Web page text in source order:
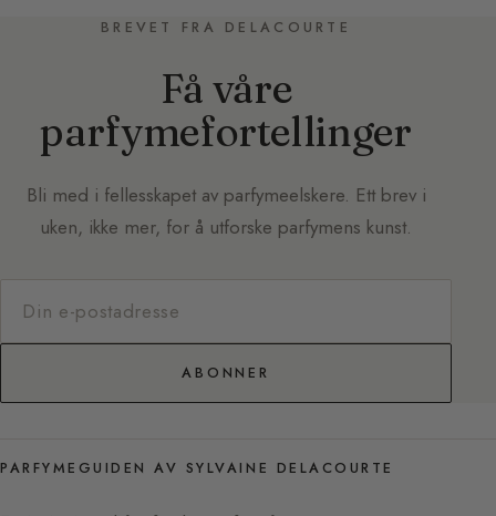
BREVET FRA DELACOURTE
Få våre
parfymefortellinger
Bli med i fellesskapet av parfymeelskere. Ett brev i
uken, ikke mer, for å utforske parfymens kunst.
ABONNER
PARFYMEGUIDEN AV SYLVAINE DELACOURTE